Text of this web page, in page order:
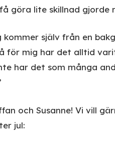
göra lite skillnad gjorde
själv från en
för mig har det alltid
har det som många
och Susanne! Vi vill
jul: